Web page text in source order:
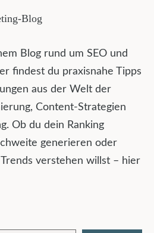
Blog
Blog rund um SEO und
findest du praxisnahe Tipps
aus der Welt der
Content-Strategien
Ob du dein Ranking
generieren oder
verstehen willst – hier